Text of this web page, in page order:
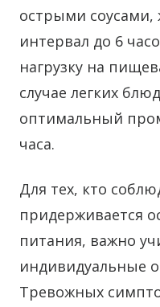
острыми соусами,
интервал до 6
нагрузку на
случае легких
оптимальный
часа.
Для тех, кто
придерживается
питания, важно
индивидуальные
Тревожных